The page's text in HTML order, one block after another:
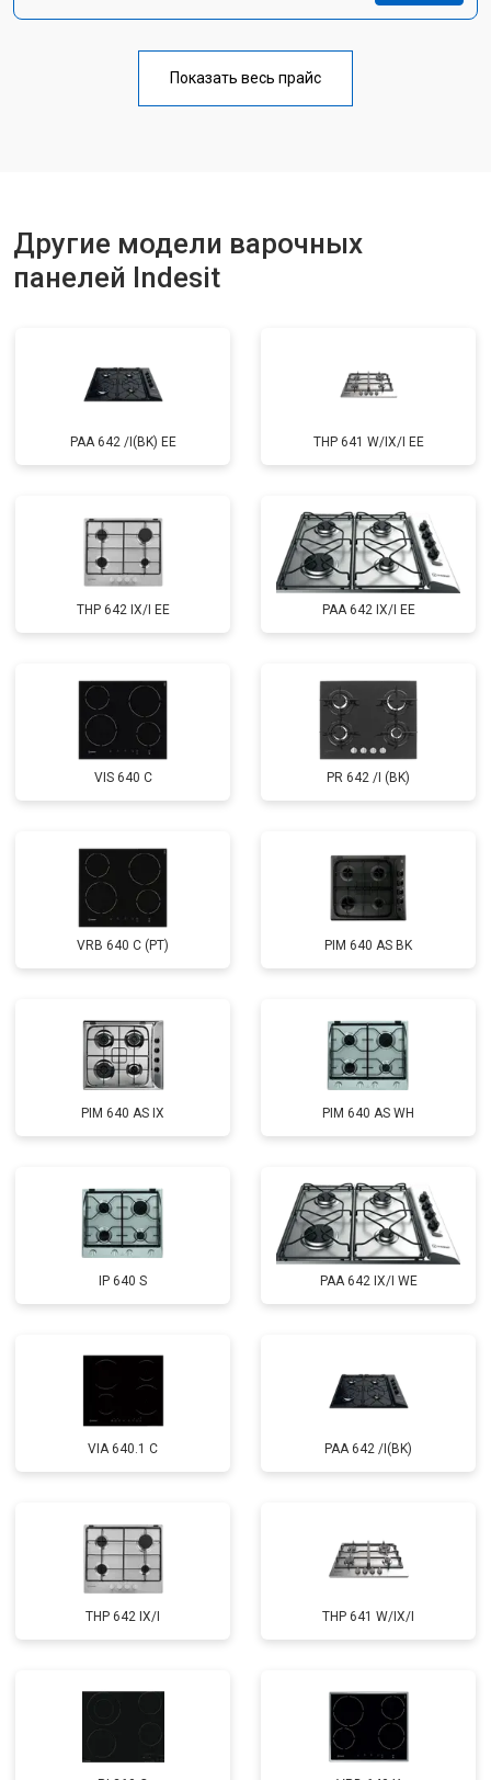
Показать весь прайс
Другие модели варочных
панелей Indesit
PAA 642 /I(BK) EE THP 641 W/IX/I EE
THP 642 IX/I EE PAA 642 IX/I EE
VIS 640 C PR 642 /I (BK)
VRB 640 C (PT) PIM 640 AS BK
PIM 640 AS IX PIM 640 AS WH
IP 640 S PAA 642 IX/I WE
VIA 640.1 C PAA 642 /I(BK)
THP 642 IX/I THP 641 W/IX/I